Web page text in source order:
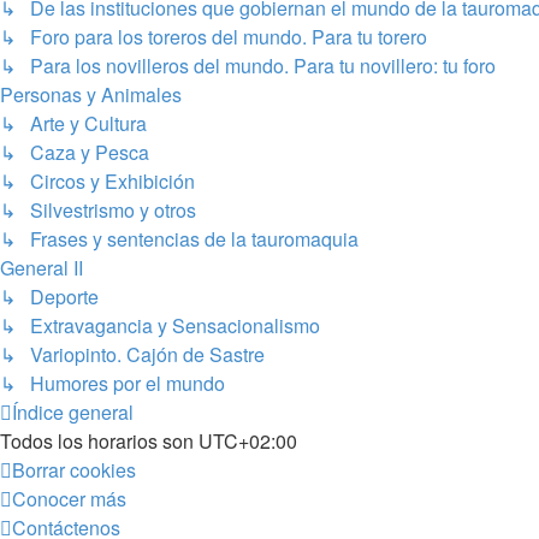
↳ De las instituciones que gobiernan el mundo de la
↳ Foro para los toreros del mundo. Para tu torero
↳ Para los novilleros del mundo. Para tu novillero: tu foro
Personas y Animales
↳ Arte y Cultura
↳ Caza y Pesca
↳ Circos y Exhibición
↳ Silvestrismo y otros
↳ Frases y sentencias de la tauromaquia
General II
↳ Deporte
↳ Extravagancia y Sensacionalismo
↳ Variopinto. Cajón de Sastre
↳ Humores por el mundo
Índice general
Todos los horarios son UTC+02:00
Borrar cookies
Conocer más
Contáctenos